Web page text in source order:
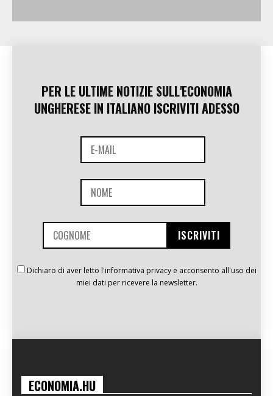
PER LE ULTIME NOTIZIE SULL'ECONOMIA
UNGHERESE IN ITALIANO ISCRIVITI ADESSO
Dichiaro di aver letto l'informativa privacy e acconsento all'uso dei
miei dati per ricevere la newsletter.
ECONOMIA.HU